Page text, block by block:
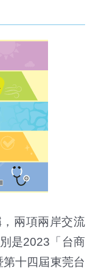
兩項兩岸交流
是2023「台商
十四屆東莞台